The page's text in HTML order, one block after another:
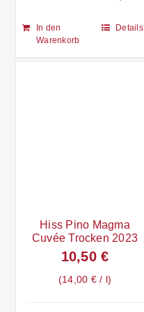
In den
Warenkorb
Details
Hiss Pino Magma
Cuvée Trocken 2023
10,50€
14,00 €/ l